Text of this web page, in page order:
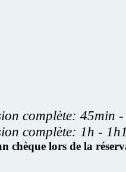
complète: 45min
complète: 1h -
chèque lors de la